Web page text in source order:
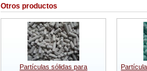
Otros productos
Partículas sólidas para